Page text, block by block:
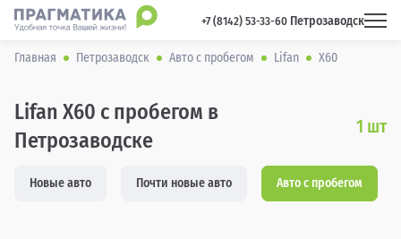
+7 (8142) 53-33-60 Петрозаводск
Главная Петрозаводск Авто с пробегом Lifan X60
Lifan X60 с пробегом в
Петрозаводске
1 шт
Новые авто Почти новые авто Авто с пробегом